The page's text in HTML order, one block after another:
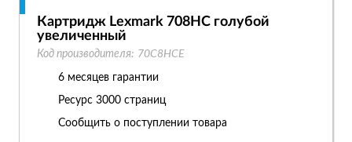
Картридж Lexmark 708HC голубой
увеличенный
Код производителя: 70C8HCE
6 месяцев гарантии
Ресурс 3000 страниц
Сообщить о поступлении товара